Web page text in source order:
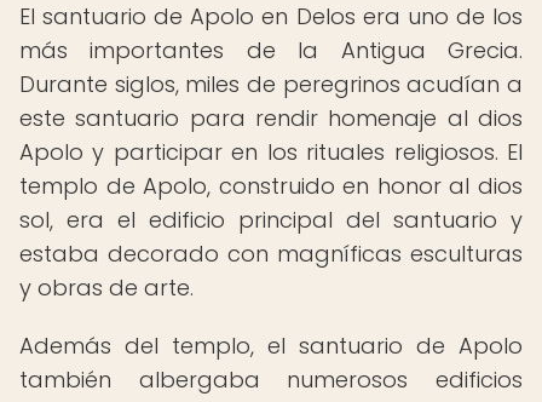
El santuario de Apolo en Delos era uno de los
más importantes de la Antigua Grecia.
Durante siglos, miles de peregrinos acudían a
este santuario para rendir homenaje al dios
Apolo y participar en los rituales religiosos. El
templo de Apolo, construido en honor al dios
sol, era el edificio principal del santuario y
estaba decorado con magníficas esculturas
y obras de arte.
Además del templo, el santuario de Apolo
también albergaba numerosos edificios